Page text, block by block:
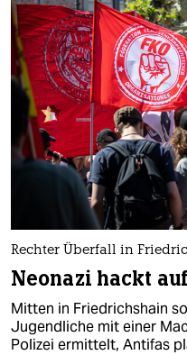
abo
genossenschaft
epaper login
Rechter Überfall in
Neonazi hackt
Mitten in Friedrichshain
Jugendliche mit einer
Polizei ermittelt, Antifas